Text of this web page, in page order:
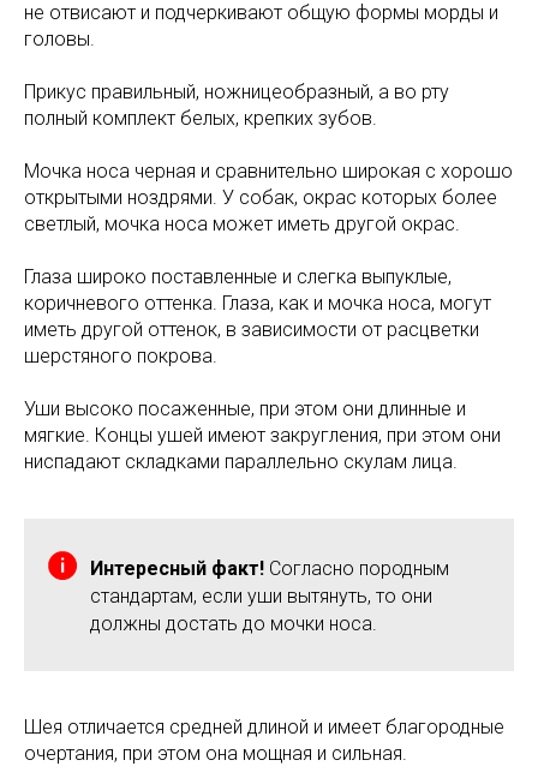
не отвисают и подчеркивают общую формы морды и
головы.
Прикус правильный, ножницеобразный, а во рту
полный комплект белых, крепких зубов.
Мочка носа черная и сравнительно широкая с хорошо
открытыми ноздрями. У собак, окрас которых более
светлый, мочка носа может иметь другой окрас.
Глаза широко поставленные и слегка выпуклые,
коричневого оттенка. Глаза, как и мочка носа, могут
иметь другой оттенок, в зависимости от расцветки
шерстяного покрова.
Уши высоко посаженные, при этом они длинные и
мягкие. Концы ушей имеют закругления, при этом они
ниспадают складками параллельно скулам лица.
Интересный факт! Согласно породным
стандартам, если уши вытянуть, то они
должны достать до мочки носа.
Шея отличается средней длиной и имеет благородные
очертания, при этом она мощная и сильная.